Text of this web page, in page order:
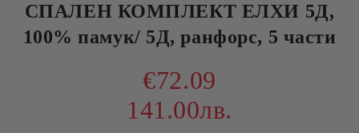
СПАЛЕН КОМПЛЕКТ ЕЛХИ 5Д,
100% памук/ 5Д, ранфорс, 5 части
€72.09
141.00лв.